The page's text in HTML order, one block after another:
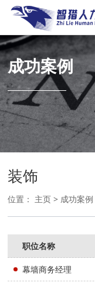
成功案例
装饰
位置： 主页 > 成功案例
职位名称
幕墙商务经理